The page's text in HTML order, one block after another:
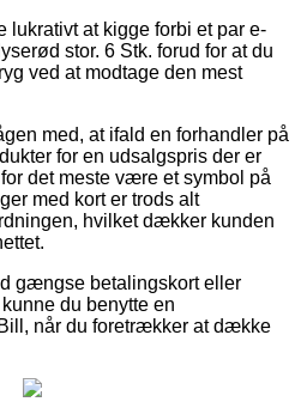
lukrativt at kigge forbi et par e-
stor. 6 Stk. forud for at du
ved at modtage den mest
med, at ifald en forhandler på
for en udsalgspris der er
det meste være et symbol på
med kort er trods alt
hvilket dækker kunden
gængse betalingskort eller
du benytte en
når du foretrækker at dække